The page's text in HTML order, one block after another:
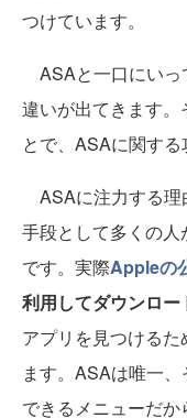
つけています。
ASAと一口にいっ
違いが出てきます
とで、ASAに関する
ASAに注力する理
手段として多くの
です。実際Appleの
利用してダウンロー
アプリを見つける
ます。ASAは唯一
できるメニューだか